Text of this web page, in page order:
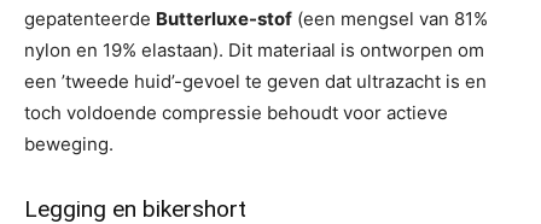
gepatenteerde Butterluxe-stof (een mengsel van 81%
nylon en 19% elastaan). Dit materiaal is ontworpen om
een ​​’tweede huid’-gevoel te geven dat ultrazacht is en
toch voldoende compressie behoudt voor actieve
beweging.
Legging en bikershort